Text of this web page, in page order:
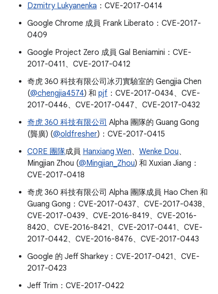
Dzmitry Lukyanenka ：CVE-2017-0414
Google Chrome 成員 Frank Liberato：CVE-2017-
0409
Google Project Zero 成員 Gal Beniamini：CVE-
2017-0411、CVE-2017-0412
奇虎 360 科技有限公司冰刃實驗室的 Gengjia Chen
(@chengjia4574) 和 pjf ：CVE-2017-0434、CVE-
2017-0446、CVE-2017-0447、CVE-2017-0432
奇虎 360 科技有限公司 Alpha 團隊的 Guang Gong
(龔廣) (@oldfresher)：CVE-2017-0415
C0RE 團隊成員 Hanxiang Wen、 Wenke Dou、
Mingjian Zhou (@Mingjian_Zhou) 和 Xuxian Jiang：
CVE-2017-0418
奇虎 360 科技有限公司 Alpha 團隊成員 Hao Chen 和
Guang Gong：CVE-2017-0437、CVE-2017-0438、
CVE-2017-0439、CVE-2016-8419、CVE-2016-
8420、CVE-2016-8421、CVE-2017-0441、CVE-
2017-0442、CVE-2016-8476、CVE-2017-0443
Google 的 Jeff Sharkey：CVE-2017-0421、CVE-
2017-0423
Jeff Trim：CVE-2017-0422